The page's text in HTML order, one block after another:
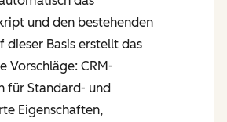
und den bestehenden
dieser Basis erstellt das
Vorschläge: CRM-
für Standard- und
Eigenschaften,